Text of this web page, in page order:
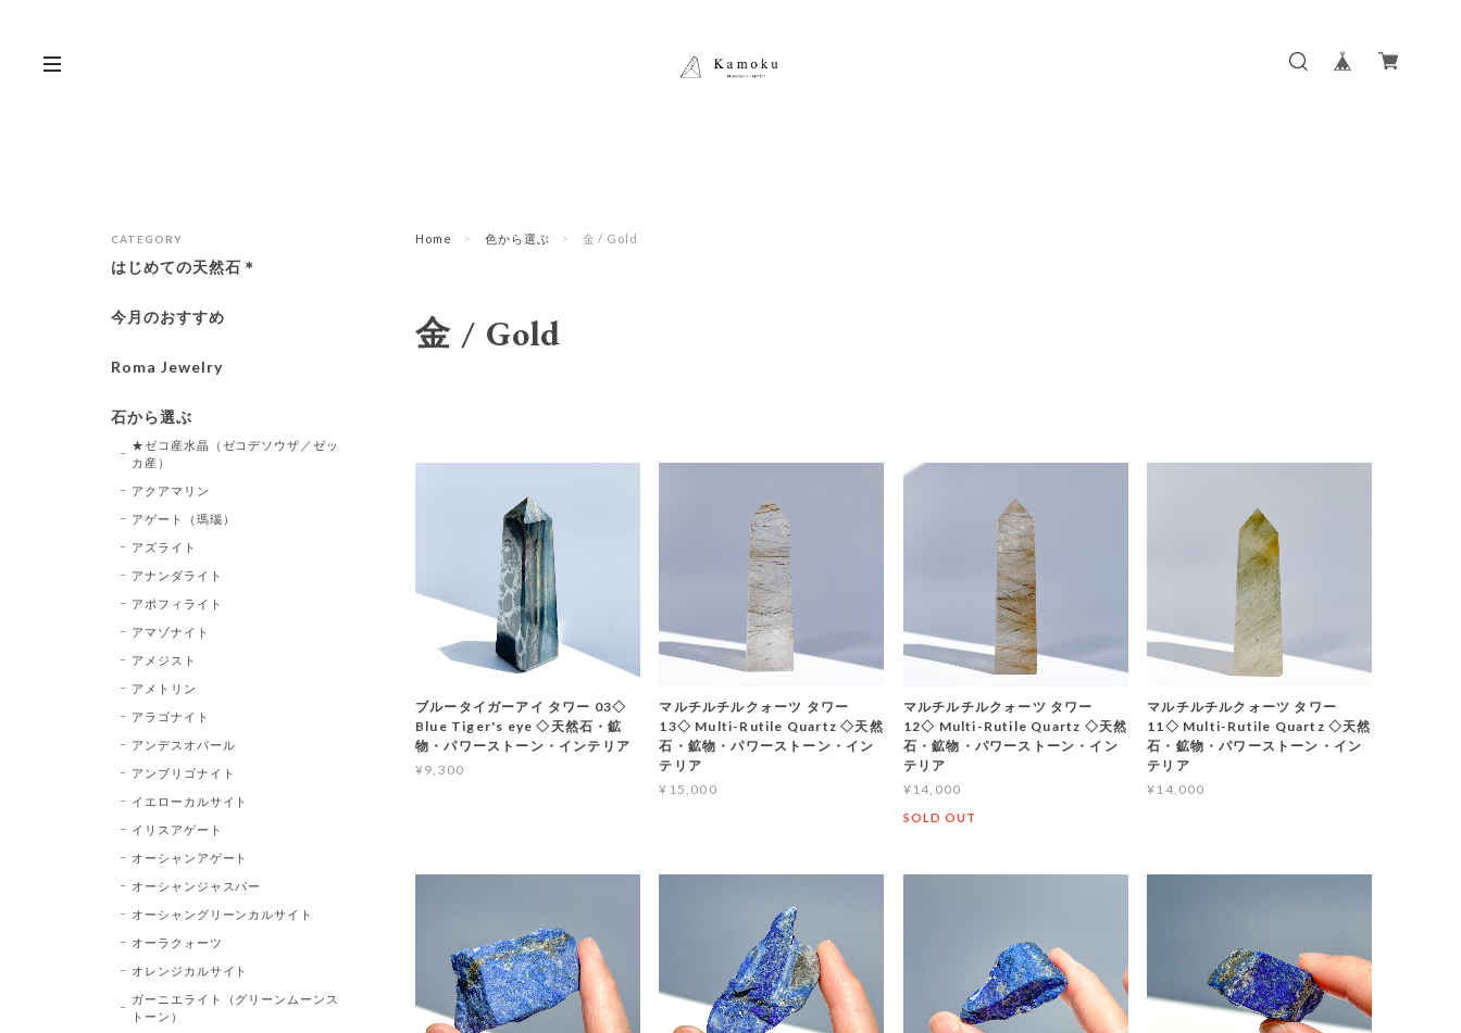
Home 色から選ぶ 金 / Gold
金 / Gold
ブルータイガーアイ タワー 03◇
Blue Tiger's eye ◇天然石・鉱
物・パワーストーン・インテリア
¥9,300
マルチルチルクォーツ タワー
13◇ Multi-Rutile Quartz ◇天然
石・鉱物・パワーストーン・イン
テリア
¥15,000
マルチルチルクォーツ タワー
12◇ Multi-Rutile Quartz ◇天然
石・鉱物・パワーストーン・イン
テリア
¥14,000
SOLD OUT
マルチルチルクォーツ タワー
11◇ Multi-Rutile Quartz ◇天然
石・鉱物・パワーストーン・イン
テリア
¥14,000
CATEGORY
はじめての天然石＊
今月のおすすめ
Roma Jewelry
石から選ぶ
★ゼコ産水晶（ゼコデソウザ／ゼッ
カ産）
アクアマリン
アゲート（瑪瑙）
アズライト
アナンダライト
アポフィライト
アマゾナイト
アメジスト
アメトリン
アラゴナイト
アンデスオパール
アンブリゴナイト
イエローカルサイト
イリスアゲート
オーシャンアゲート
オーシャンジャスパー
オーシャングリーンカルサイト
オーラクォーツ
オレンジカルサイト
ガーニエライト（グリーンムーンス
トーン）